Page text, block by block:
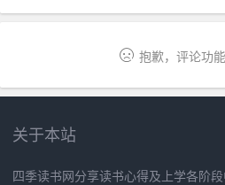
抱歉，评论功
关于本站
四季读书网分享读书心得及上学各阶